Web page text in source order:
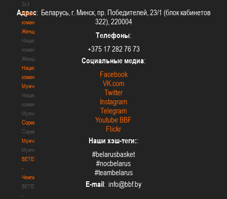
3х3
Национальная
команда.
Женщины
Национальная
команда.
Женщины
Национальная
команда.
Мужчины
Национальная
команда.
Мужчины
Соревнования
Соревнования
Мужчины
Мужчины
BETERA
-
Чемпионат
BETERA
-
Адрес: Беларусь, г. Минск, пр. Победителей, 23/1 (блок кабинетов
322), 220004
Телефоны:
+375 17 282 76 73
Социальные медиа:
Facebook
VK.com
Twitter
Instagram
Telegram
Youtube BBF
Flickr
Наши хэш-теги::
#belarusbasket
#nocbelarus
#teambelarus
E-mail: